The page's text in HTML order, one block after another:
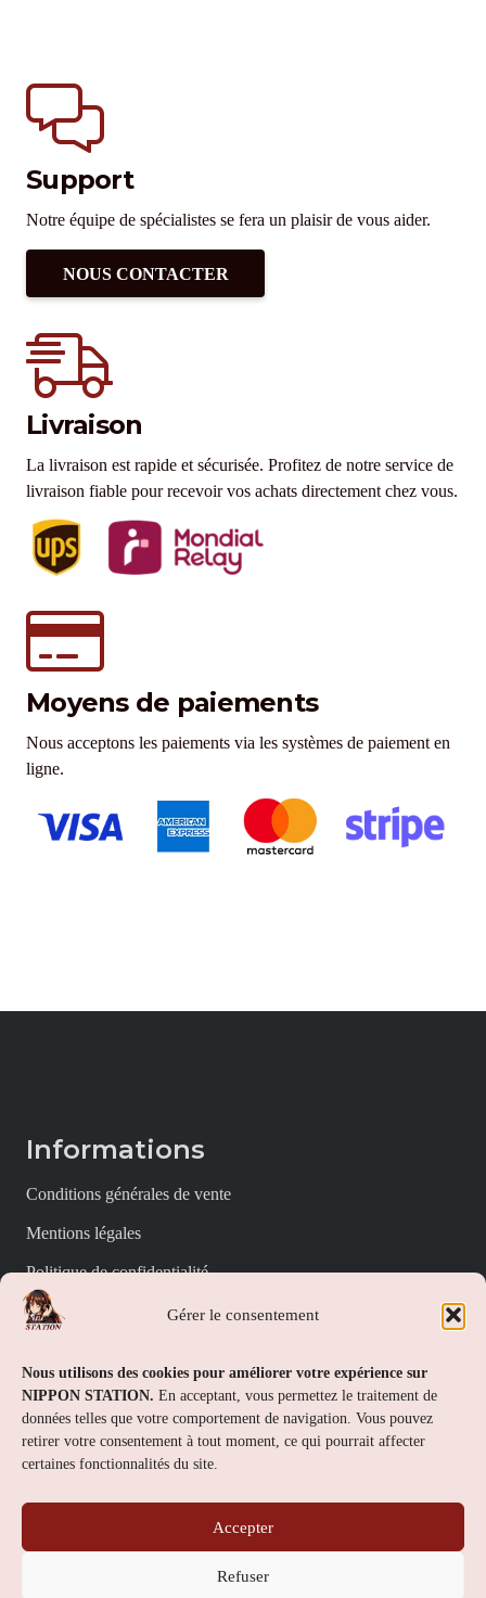
Gérer le consentement
Nous utilisons des cookies pour améliorer votre expérience sur
NIPPON STATION. En acceptant, vous permettez le traitement de
données telles que votre comportement de navigation. Vous pouvez
retirer votre consentement à tout moment, ce qui pourrait affecter
certaines fonctionnalités du site.
Accepter
Refuser
Support
Notre équipe de spécialistes se fera un plaisir de vous aider.
NOUS CONTACTER
Livraison
La livraison est rapide et sécurisée. Profitez de notre service de
livraison fiable pour recevoir vos achats directement chez vous.
Moyens de paiements
Nous acceptons les paiements via les systèmes de paiement en
ligne.
Informations
Conditions générales de vente
Mentions légales
Politique de confidentialité
Politique de cookies (UE)
Nippon Station
À propos
FAQs
Contact